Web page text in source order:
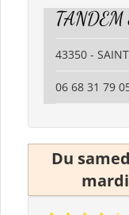
TANDEM
43350 -
06 68 31 79
Du